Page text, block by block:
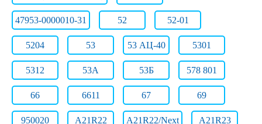
47953-0000010-31 52 52-01
5204 53 53 АЦ-40 5301
5312 53А 53Б 578 801
66 6611 67 69
950020 A21R22 A21R22/Next A21R23